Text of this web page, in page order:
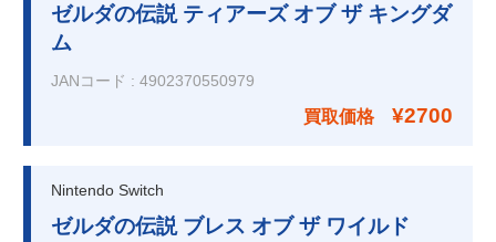
ゼルダの伝説 ティアーズ オブ ザ キングダ
ム
JANコード : 4902370550979
買取価格 ¥2700
Nintendo Switch
ゼルダの伝説 ブレス オブ ザ ワイルド